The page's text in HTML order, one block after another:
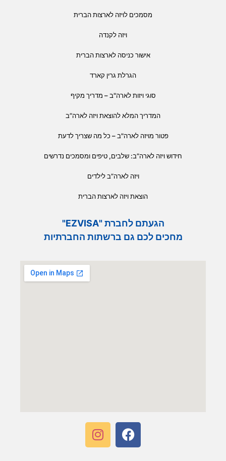
מסמכים לויזה לארצות הברית
ויזה לקנדה
אישור כניסה לארצות הברית
הגרלת גרין קארד
סוגי ויזות לארה"ב – מדריך מקיף
המדריך המלא להוצאת ויזה לארה”ב
פטור מויזה לארה"ב – כל מה שצריך לדעת
חידוש ויזה לארה”ב: שלבים, טיפים ומסמכים נדרשים
ויזה לארה”ב לילדים
הוצאת ויזה לארצות הברית
הגעתם לחברת "EZVISA"
מחכים לכם גם ברשתות החברתיות